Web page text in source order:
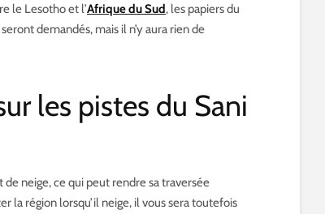
le Lesotho et l’Afrique du Sud, les papiers du
demandés, mais il n’y aura rien de
les pistes du Sani
neige, ce qui peut rendre sa traversée
la région lorsqu’il neige, il vous sera toutefois